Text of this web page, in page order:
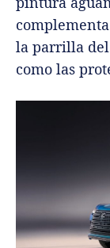
la parrilla del
como las